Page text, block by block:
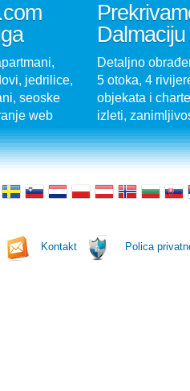
jedrilice,
seoske
web
Dalmaciju
Detaljno
5 otoka, 4
objekata i
izleti,
Kontakt Polica